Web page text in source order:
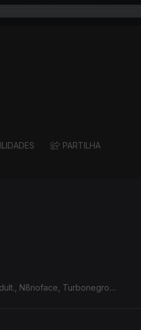
PARTILHA
N8noface, Turbonegro....